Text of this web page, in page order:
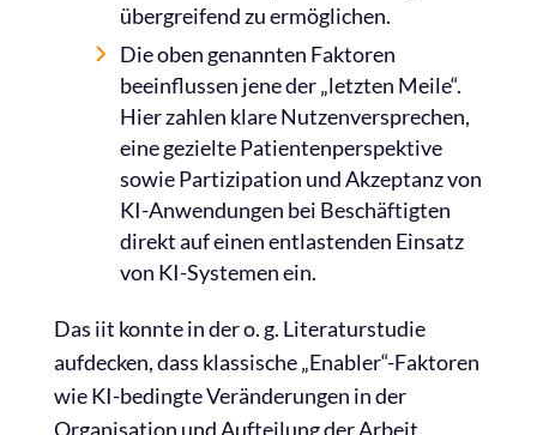
übergreifend zu ermöglichen.
Die oben genannten Faktoren
beeinflussen jene der „letzten Meile“.
Hier zahlen klare Nutzenversprechen,
eine gezielte Patientenperspektive
sowie Partizipation und Akzeptanz von
KI-Anwendungen bei Beschäftigten
direkt auf einen entlastenden Einsatz
von KI-Systemen ein.
Das iit konnte in der o. g. Literaturstudie
aufdecken, dass klassische „Enabler“-Faktoren
wie KI-bedingte Veränderungen in der
Organisation und Aufteilung der Arbeit